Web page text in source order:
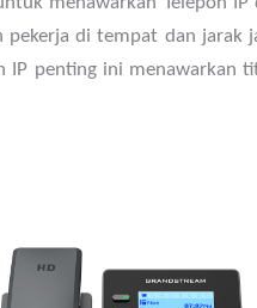
pekerja di tempat dan jarak
IP penting ini menawarkan